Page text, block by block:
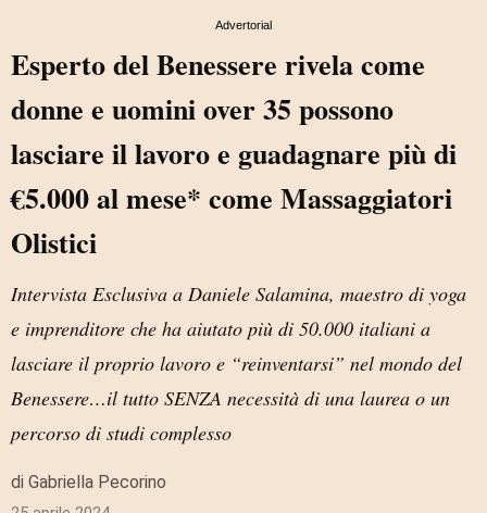
Advertorial
Esperto del Benessere rivela come
donne e uomini over 35 possono
lasciare il lavoro e guadagnare più di
€5.000 al mese* come Massaggiatori
Olistici
Intervista Esclusiva a Daniele Salamina, maestro di yoga
e imprenditore che ha aiutato più di 50.000 italiani a
lasciare il proprio lavoro e “reinventarsi” nel mondo del
Benessere…il tutto SENZA necessità di una laurea o un
percorso di studi complesso
di Gabriella Pecorino